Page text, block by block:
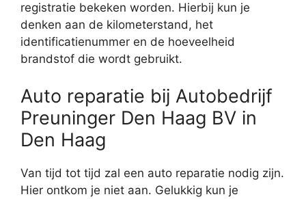
registratie bekeken worden. Hierbij kun je
denken aan de kilometerstand, het
identificatienummer en de hoeveelheid
brandstof die wordt gebruikt.
Auto reparatie bij Autobedrijf
Preuninger Den Haag BV in
Den Haag
Van tijd tot tijd zal een auto reparatie nodig zijn.
Hier ontkom je niet aan. Gelukkig kun je